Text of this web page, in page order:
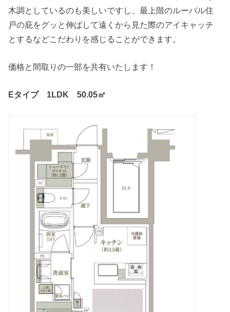
木調としているのも美しいですし、最上階のルーバル住
戸の庇をグッと伸ばして遠くから見た際のアイキャッチ
とするなどこだわりを感じることができます。
価格と間取りの一部を共有いたします！
Eタイプ 1LDK 50.05㎡